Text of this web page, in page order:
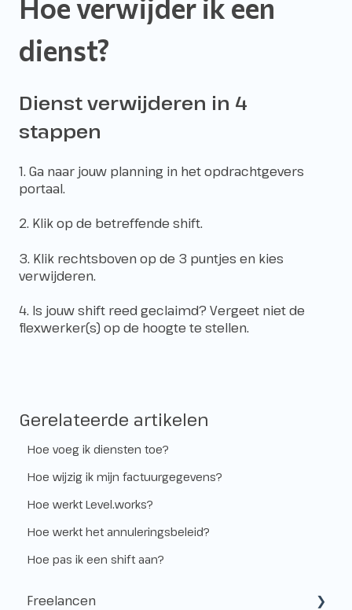
Hoe verwijder ik een
dienst?
Dienst verwijderen in 4
stappen
1. Ga naar jouw planning in het opdrachtgevers
portaal.
2. Klik op de betreffende shift.
3. Klik rechtsboven op de 3 puntjes en kies
verwijderen.
4. Is jouw shift reed geclaimd? Vergeet niet de
flexwerker(s) op de hoogte te stellen.
Gerelateerde artikelen
Hoe voeg ik diensten toe?
Hoe wijzig ik mijn factuurgegevens?
Hoe werkt Level.works?
Hoe werkt het annuleringsbeleid?
Hoe pas ik een shift aan?
Freelancen